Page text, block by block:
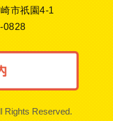
市祇園4-1
0828
Rights Reserved.